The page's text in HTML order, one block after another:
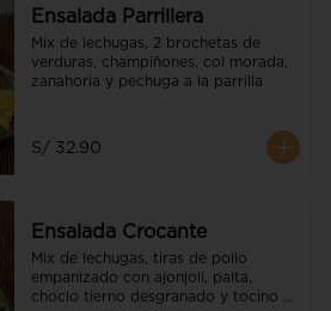
Ensalada Parrillera
Mix de lechugas, 2 brochetas de
verduras, champiñones, col morada,
zanahoria y pechuga a la parrilla
S/ 32.90
Ensalada Crocante
Mix de lechugas, tiras de pollo
empanizado con ajonjolí, palta,
choclo tierno desgranado y tocino